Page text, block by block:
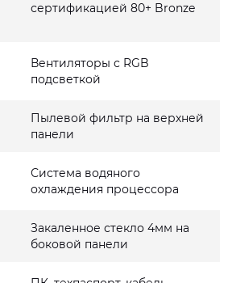
сертификацией 80+ Bronze
Вентиляторы с RGB
подсветкой
Пылевой фильтр на верхней
панели
Система водяного
охлаждения процессора
Закаленное стекло 4мм на
боковой панели